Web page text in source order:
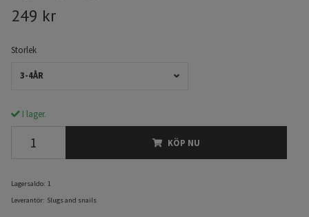
249 kr
Storlek
3-4ÅR
I lager.
KÖP NU
Lagersaldo: 1
Leverantör: Slugs and snails